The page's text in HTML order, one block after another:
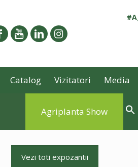
Catalog Vizitatori Media
Agriplanta Show
Vezi toti expozantii